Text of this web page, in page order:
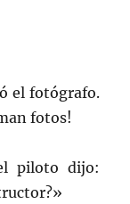
el fotógrafo.
fotos!
piloto dijo: